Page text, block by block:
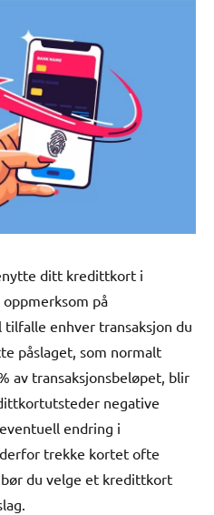
ditt kredittkort i
på
tilfalle enhver transaksjon du
påslaget, som normalt
av transaksjonsbeløpet, blir
negative
endring i
trekke kortet ofte
du velge et kredittkort